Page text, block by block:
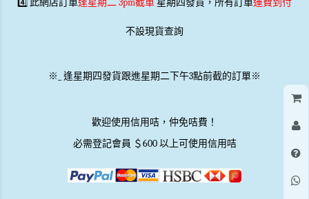
不設現貨查詢
※ 逢星期四發貨跟進星期二下午3點前截的訂單※
歡迎使用信用咭，仲免咭費！
必需登記會員 ＄600 以上可使用信用咭